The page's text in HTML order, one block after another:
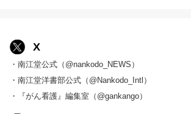
X
・南江堂公式（@nankodo_NEWS）
・南江堂洋書部公式（@Nankodo_Intl）
・『がん看護』編集室（@gankango）